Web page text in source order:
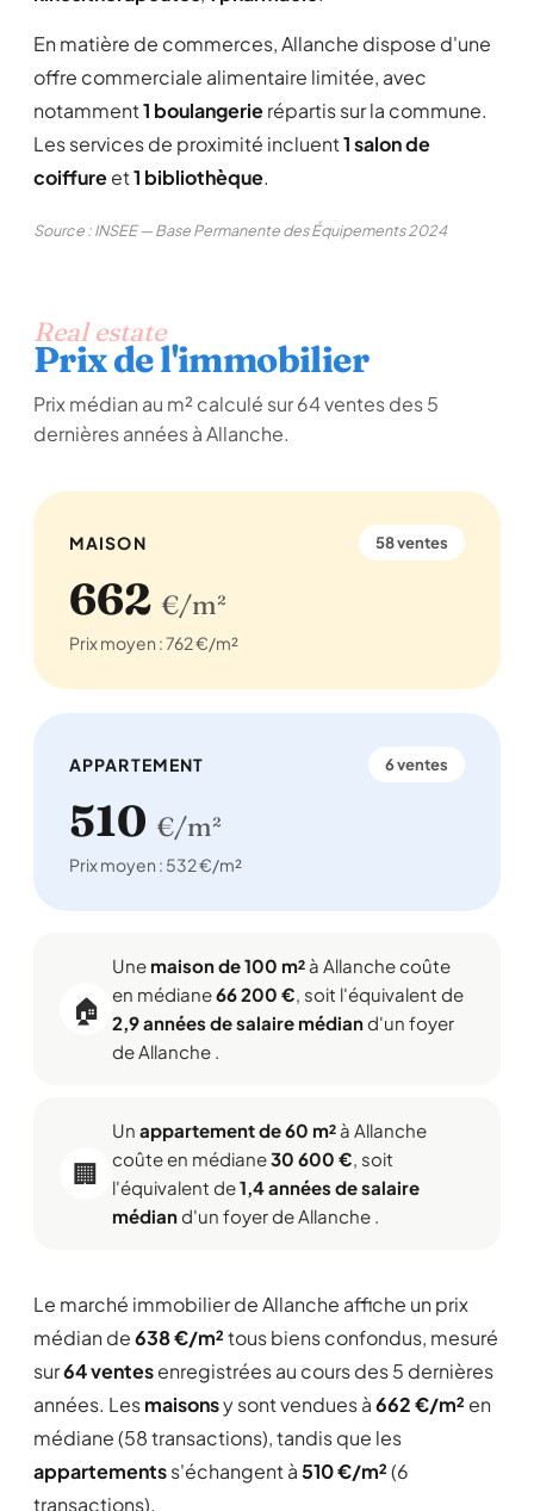
En matière de commerces, Allanche dispose d'une
offre commerciale alimentaire limitée, avec
notamment1 boulangerierépartis sur la commune.
Les services de proximité incluent1 salon de
coiffureet1 bibliothèque.
Source : INSEE — Base Permanente des Équipements 2024
Real estate
Prix de l'immobilier
Prix médian au m² calculé sur 64 ventes des 5
dernières années à Allanche.
MAISON 58 ventes
662 €/m²
Prix moyen : 762 €/m²
APPARTEMENT 6 ventes
510 €/m²
Prix moyen : 532 €/m²
🏠
Une maison de 100 m² à Allanche coûte
en médiane66 200 €, soit l'équivalent de
2,9 années de salaire médiand'un foyer
de Allanche .
🏢
Un appartement de 60 m² à Allanche
coûte en médiane30 600 €, soit
l'équivalent de1,4 années de salaire
médiand'un foyer de Allanche .
Le marché immobilier de Allanche affiche un prix
médian de638 €/m²tous biens confondus, mesuré
sur64 ventesenregistrées au cours des 5 dernières
années. Lesmaisonsy sont vendues à662 €/m² en
médiane (58 transactions), tandis que les
appartementss'échangent à510 €/m²(6
transactions).